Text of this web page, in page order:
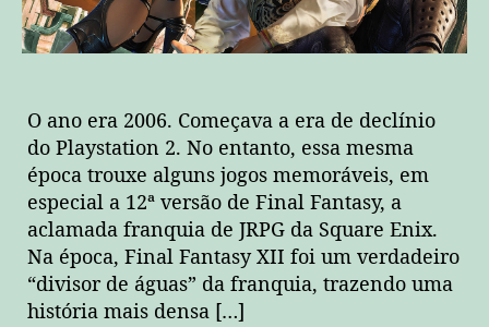
Age!
O ano era 2006. Começava a era de declínio
do Playstation 2. No entanto, essa mesma
época trouxe alguns jogos memoráveis, em
especial a 12ª versão de Final Fantasy, a
aclamada franquia de JRPG da Square Enix.
Na época, Final Fantasy XII foi um verdadeiro
“divisor de águas” da franquia, trazendo uma
história mais densa […]